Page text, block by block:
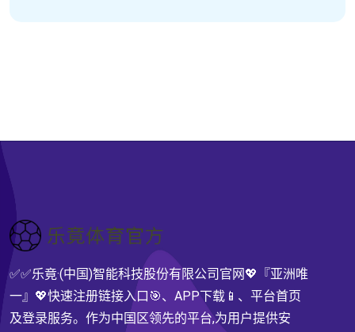
✅✅乐竟·(中国)智能科技股份有限公司官网💖『亚洲唯
一』💖快速注册链接入口🎯、APP下载📱、平台首页
及登录服务。作为中国区领先的平台,为用户提供安